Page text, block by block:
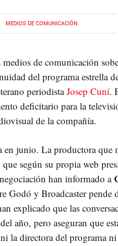
MEDIOS DE COMUNICACIÓN
de comunicación
del programa estrella
periodistaJosep Cuní.
deficitario para la
de la compañía.
junio. La productora que
según su propia web
han informado a
Godó y Broadcaster
explicado que las
año, pero aseguran que
la directora del programa ni